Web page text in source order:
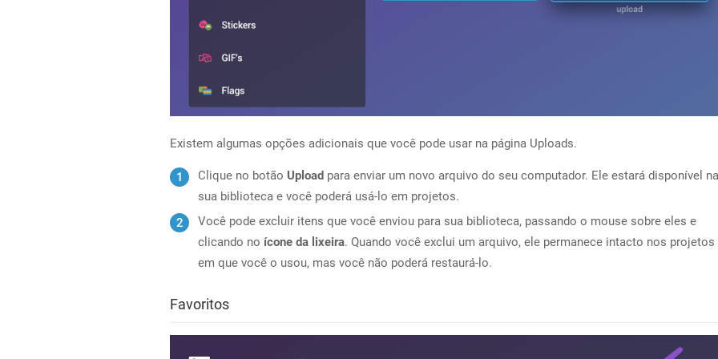
Existem algumas opções adicionais que você pode usar na página Uploads.
Clique no botão Upload para enviar um novo arquivo do seu computador. Ele estará disponível na
sua biblioteca e você poderá usá-lo em projetos.
Você pode excluir itens que você enviou para sua biblioteca, passando o mouse sobre eles e
clicando no ícone da lixeira. Quando você exclui um arquivo, ele permanece intacto nos projetos
em que você o usou, mas você não poderá restaurá-lo.
Favoritos